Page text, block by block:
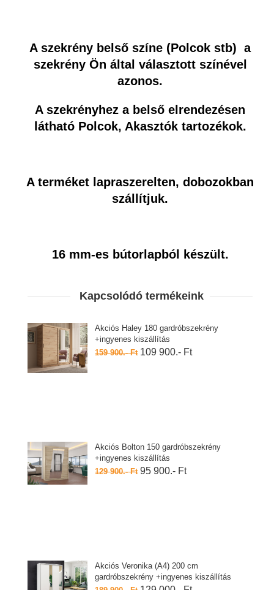
A szekrény belső színe (Polcok stb) a
szekrény Ön által választott színével
azonos.
A szekrényhez a belső elrendezésen
látható Polcok, Akasztók tartozékok.
A terméket lapraszerelten, dobozokban
szállítjuk.
16 mm-es bútorlapból készült.
Kapcsolódó termékeink
Akciós Haley 180 gardróbszekrény
+ingyenes kiszállítás
159 900.- Ft109 900.- Ft
Akciós Bolton 150 gardróbszekrény
+ingyenes kiszállítás
129 900.- Ft95 900.- Ft
Akciós Veronika (A4) 200 cm
gardróbszekrény +ingyenes kiszállítás